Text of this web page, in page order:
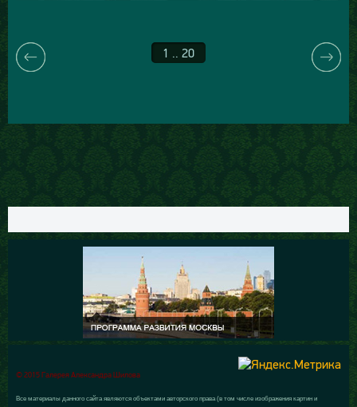
1 .. 20
© 2015 Галерея Александра Шилова
Все материалы данного сайта являются объектами авторского права (в том числе изображения картин и